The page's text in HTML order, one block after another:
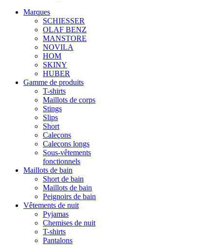
Marques
SCHIESSER
OLAF BENZ
MANSTORE
NOVILA
HOM
SKINY
HUBER
Gamme de produits
T-shirts
Maillots de corps
Stings
Slips
Short
Caleçons
Caleçons longs
Sous-vêtements
fonctionnels
Maillots de bain
Short de bain
Maillots de bain
Peignoirs de bain
Vêtements de nuit
Pyjamas
Chemises de nuit
T-shirts
Pantalons